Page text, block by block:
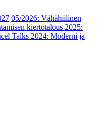
05/2026: Vähähiilinen
kiertotalous 2025:
Talks 2024: Moderni ja